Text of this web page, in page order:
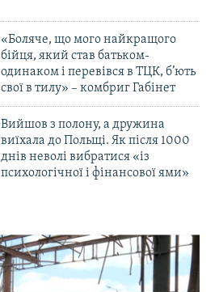
«Боляче, що мого найкращого
бійця, який став батьком-
одинаком і перевівся в ТЦК, б’ють
свої в тилу» – комбриг Габінет
Вийшов з полону, а дружина
виїхала до Польщі. Як після 1000
днів неволі вибратися «із
психологічної і фінансової ями»